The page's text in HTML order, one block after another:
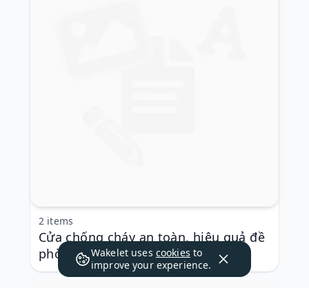
Cửa chống cháy an toàn, hiệu quả đề
phòng rủi ro
2 items
Wakelet uses cookies to
improve your experience.